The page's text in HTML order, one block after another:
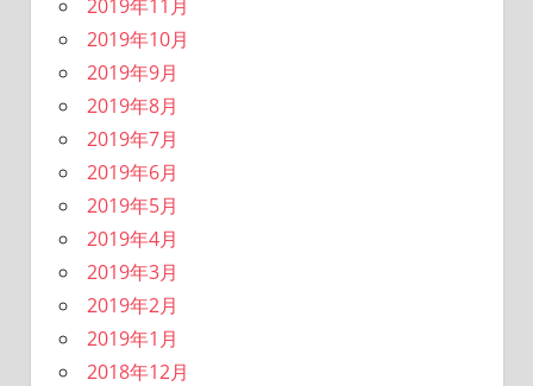
2019年11月
2019年10月
2019年9月
2019年8月
2019年7月
2019年6月
2019年5月
2019年4月
2019年3月
2019年2月
2019年1月
2018年12月